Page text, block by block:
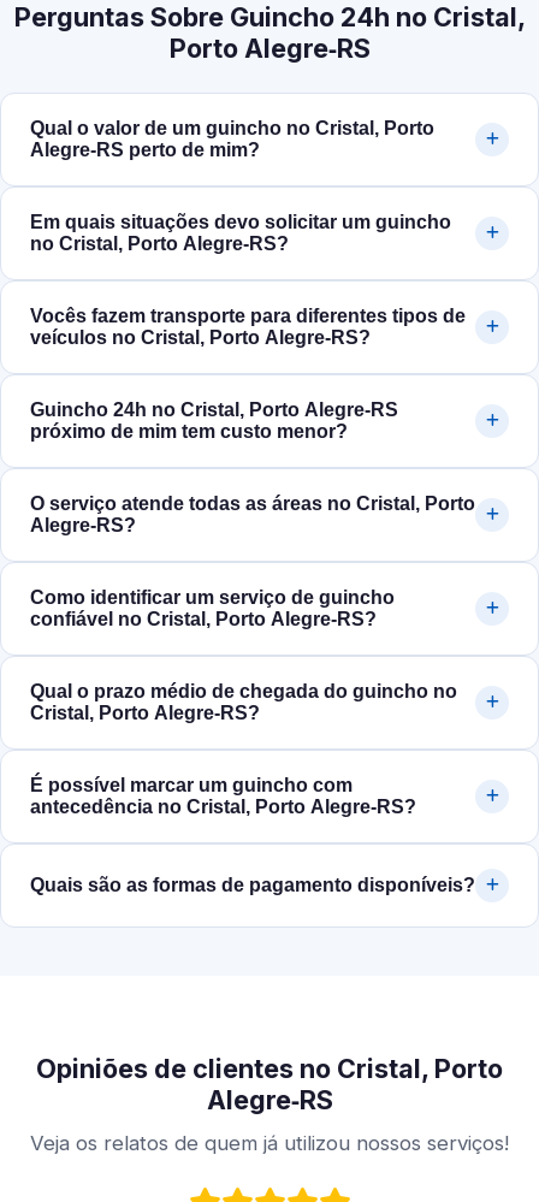
Perguntas Sobre Guincho 24h no Cristal,
Porto Alegre‑RS
Qual o valor de um guincho no Cristal, Porto
Alegre‑RS perto de mim?
Em quais situações devo solicitar um guincho
no Cristal, Porto Alegre‑RS?
Vocês fazem transporte para diferentes tipos de
veículos no Cristal, Porto Alegre‑RS?
Guincho 24h no Cristal, Porto Alegre‑RS
próximo de mim tem custo menor?
O serviço atende todas as áreas no Cristal, Porto
Alegre‑RS?
Como identificar um serviço de guincho
confiável no Cristal, Porto Alegre‑RS?
Qual o prazo médio de chegada do guincho no
Cristal, Porto Alegre‑RS?
É possível marcar um guincho com
antecedência no Cristal, Porto Alegre‑RS?
Quais são as formas de pagamento disponíveis?
Opiniões de clientes no Cristal, Porto
Alegre‑RS
Veja os relatos de quem já utilizou nossos serviços!